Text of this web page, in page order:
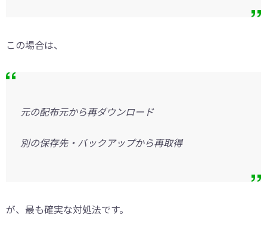
この場合は、
元の配布元から再ダウンロード
別の保存先・バックアップから再取得
が、最も確実な対処法です。